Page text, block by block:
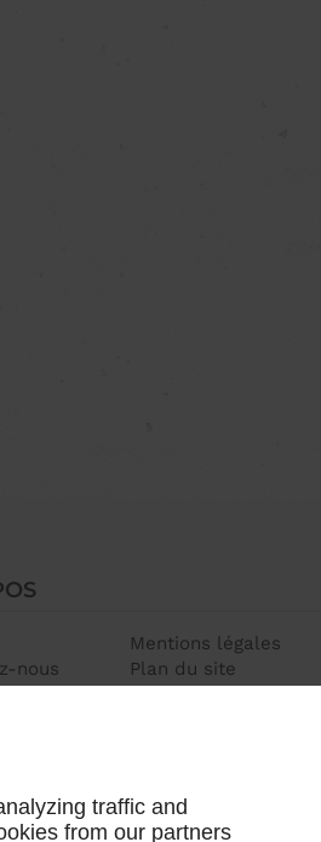
nous
Mentions légales
Plan du site
traffic and
from our partners